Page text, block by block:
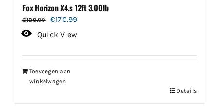
Fox Horizon X4.s 12ft 3.00lb
€189.99
Oorspronkelijke
prijs
€189.99.
€170.99Huidige
prijs
€170.99.
Quick View
Toevoegen aan
winkelwagen
Details